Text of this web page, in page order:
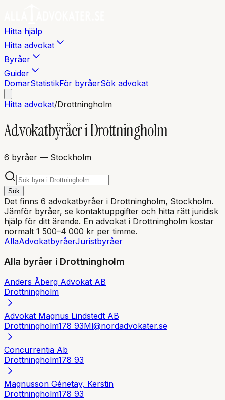
Hitta hjälp
Hitta advokat
Byråer
Guider
DomarStatistikFör byråerSök advokat
Hitta advokat/Drottningholm
Advokatbyråer iDrottningholm
6 byråer — Stockholm
Sök
Det finns 6 advokatbyråer i Drottningholm, Stockholm.
Jämför byråer, se kontaktuppgifter och hitta rätt juridisk
hjälp för ditt ärende. En advokat i Drottningholm kostar
normalt 1 500–4 000 kr per timme.
AllaAdvokatbyråerJuristbyråer
Alla byråer i Drottningholm
Anders Åberg Advokat AB
Drottningholm
Advokat Magnus Lindstedt AB
Drottningholm178 93Ml@nordadvokater.se
Concurrentia Ab
Drottningholm178 93
Magnusson Génetay, Kerstin
Drottningholm178 93